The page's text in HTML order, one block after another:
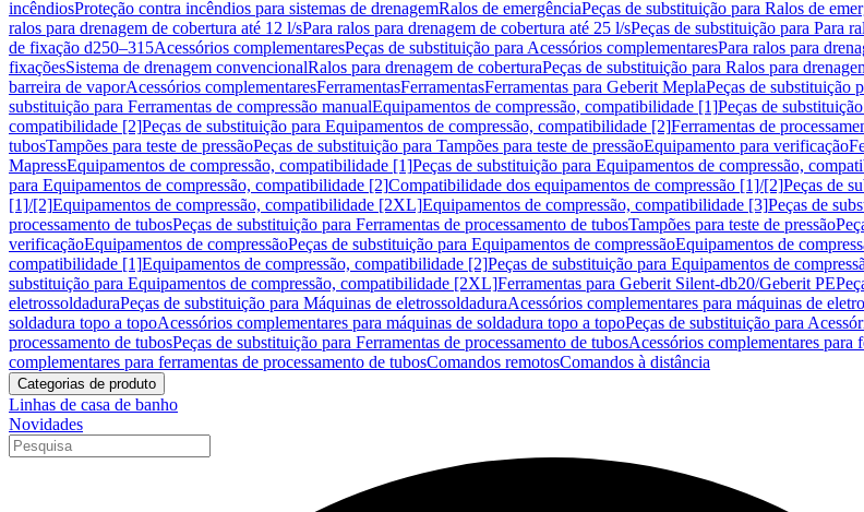
incêndiosProteção contra incêndios para sistemas de drenagemRalos de emergênciaPeças de substituição para Ralos de
ralos para drenagem de cobertura até 12 l/sPara ralos para drenagem de cobertura até 25 l/sPeças de substituição para Para
de fixação d250–315Acessórios complementaresPeças de substituição para Acessórios complementaresPara ralos para
fixaçõesSistema de drenagem convencionalRalos para drenagem de coberturaPeças de substituição para Ralos para
barreira de vaporAcessórios complementaresFerramentasFerramentasFerramentas para Geberit MeplaPeças de substituição
substituição para Ferramentas de compressão manualEquipamentos de compressão, compatibilidade [1]Peças de
compatibilidade [2]Peças de substituição para Equipamentos de compressão, compatibilidade [2]Ferramentas de
tubosTampões para teste de pressãoPeças de substituição para Tampões para teste de pressãoEquipamento para verificação
MapressEquipamentos de compressão, compatibilidade [1]Peças de substituição para Equipamentos de compressão,
para Equipamentos de compressão, compatibilidade [2]Compatibilidade dos equipamentos de compressão [1]/[2]Peças de
[1]/[2]Equipamentos de compressão, compatibilidade [2XL]Equipamentos de compressão, compatibilidade [3]Peças de
processamento de tubosPeças de substituição para Ferramentas de processamento de tubosTampões para teste de pressão
verificaçãoEquipamentos de compressãoPeças de substituição para Equipamentos de compressãoEquipamentos de
compatibilidade [1]Equipamentos de compressão, compatibilidade [2]Peças de substituição para Equipamentos de
substituição para Equipamentos de compressão, compatibilidade [2XL]Ferramentas para Geberit Silent-db20/Geberit PE
eletrossoldaduraPeças de substituição para Máquinas de eletrossoldaduraAcessórios complementares para máquinas de
soldadura topo a topoAcessórios complementares para máquinas de soldadura topo a topoPeças de substituição para
processamento de tubosPeças de substituição para Ferramentas de processamento de tubosAcessórios complementares para
complementares para ferramentas de processamento de tubosComandos remotosComandos à distância
Categorias de produto
Linhas de casa de banho
Novidades